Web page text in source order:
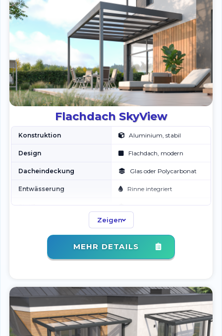
Flachdach SkyView
Konstruktion Aluminium, stabil
Design Flachdach, modern
Dacheindeckung Glas oder Polycarbonat
Entwässerung Rinne integriert
Statik Wind und Wetter
Zeigen
MEHR DETAILS